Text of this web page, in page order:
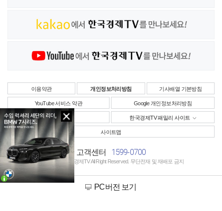
이용약관 개인정보처리방침 기사배열 기본방침
YouTube 서비스 약관 Google 개인정보처리방침
사업자정보 한국경제TV 패밀리 사이트
사이트맵
고객센터 1599-0700
Copyright © 한국경제TV All Right Reserved. 무단전재 및 재배포 금지
PC버전 보기